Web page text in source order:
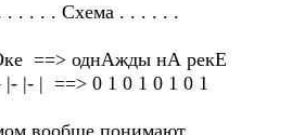
. . . . . Схема . . . . . .
==> однАжды нА рекЕ
|- | ==> 0 1 0 1 0 1 0 1
вообще понимают